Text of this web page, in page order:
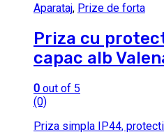
Aparataj, Prize de forta
Priza cu
capac alb
0 out of 5
(0)
Priza simpla IP44,